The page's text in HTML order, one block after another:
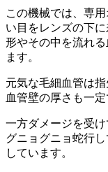
この機械では、専
い目をレンズの下
形やその中を流れ
ます。
元気な毛細血管は
血管壁の厚さも一
一方ダメージを受
グニョグニョ蛇行
しています。